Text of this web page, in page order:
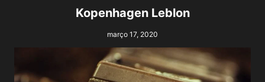
Kopenhagen Leblon
março 17, 2020